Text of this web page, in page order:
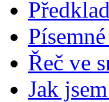
Řeč ve
Jak